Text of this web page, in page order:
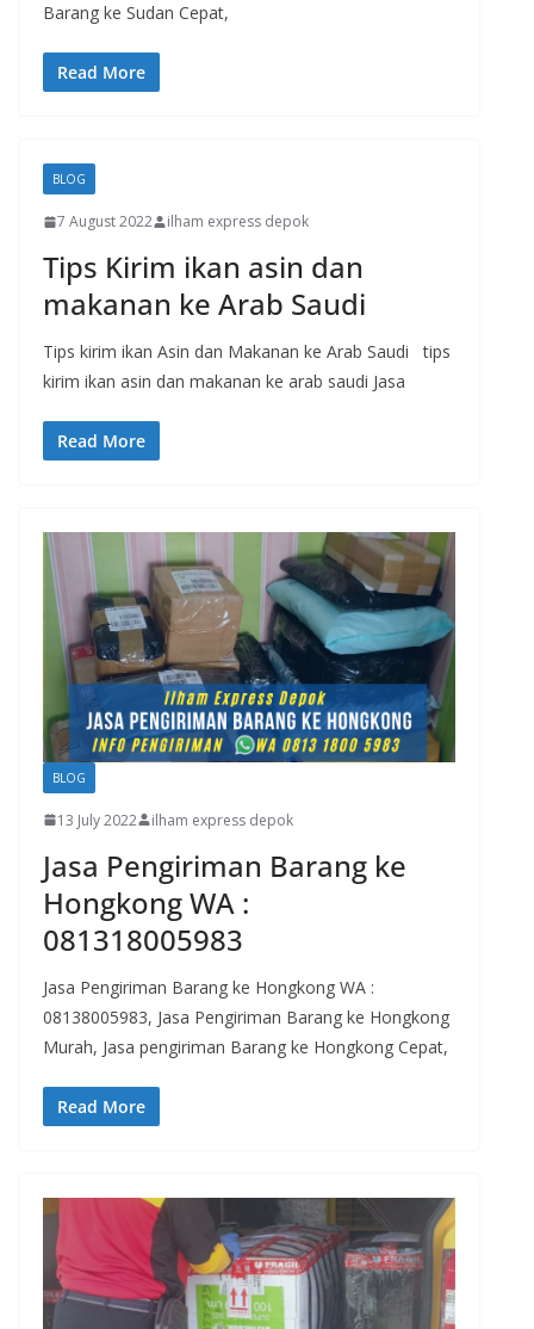
Barang ke Sudan Cepat,
Read More
BLOG
7 August 2022 ilham express depok
Tips Kirim ikan asin dan
makanan ke Arab Saudi
Tips kirim ikan Asin dan Makanan ke Arab Saudi tips
kirim ikan asin dan makanan ke arab saudi Jasa
Read More
BLOG
13 July 2022 ilham express depok
Jasa Pengiriman Barang ke
Hongkong WA :
081318005983
Jasa Pengiriman Barang ke Hongkong WA :
08138005983, Jasa Pengiriman Barang ke Hongkong
Murah, Jasa pengiriman Barang ke Hongkong Cepat,
Read More